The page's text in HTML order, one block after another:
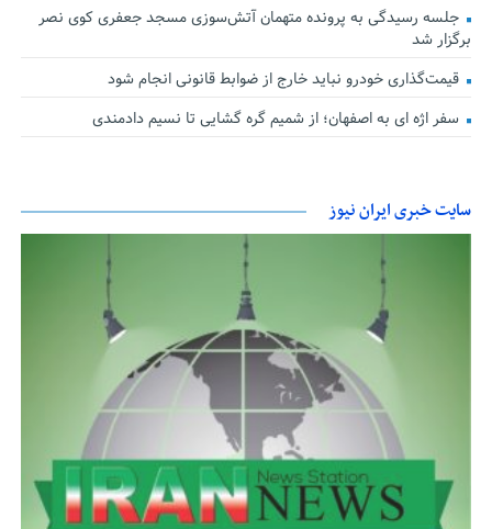
جلسه رسیدگی به پرونده متهمان آتش‌سوزی مسجد جعفری کوی نصر
برگزار شد
قیمت‌گذاری خودرو نباید خارج از ضوابط قانونی انجام شود
سفر اژه ای به اصفهان؛ از شمیم گره گشایی تا نسیم دادمندی
سایت خبری ایران نیوز